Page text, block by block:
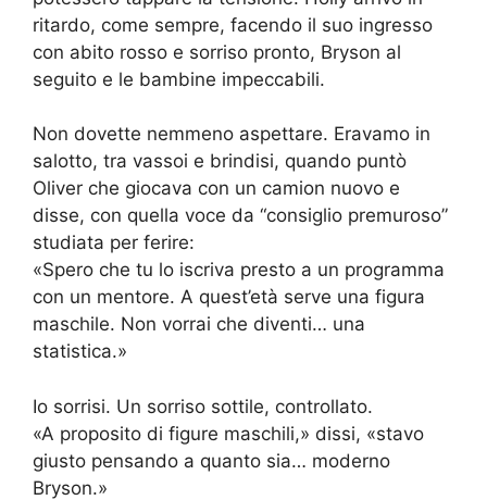
ritardo, come sempre, facendo il suo ingresso
con abito rosso e sorriso pronto, Bryson al
seguito e le bambine impeccabili.
Non dovette nemmeno aspettare. Eravamo in
salotto, tra vassoi e brindisi, quando puntò
Oliver che giocava con un camion nuovo e
disse, con quella voce da “consiglio premuroso”
studiata per ferire:
«Spero che tu lo iscriva presto a un programma
con un mentore. A quest’età serve una figura
maschile. Non vorrai che diventi… una
statistica.»
Io sorrisi. Un sorriso sottile, controllato.
«A proposito di figure maschili,» dissi, «stavo
giusto pensando a quanto sia… moderno
Bryson.»